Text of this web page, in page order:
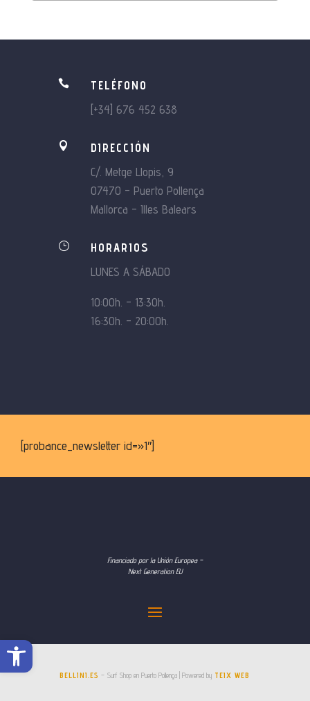
Abrir barra de herramientas

TELÉFONO
[+34] 676 452 638

DIRECCIÓN
C/. Metge Llopis, 9
07470 – Puerto Pollença
Mallorca – Illes Balears
}
HORARIOS
LUNES A SÁBADO
10:00h. – 13:30h.
16:30h. – 20:00h.
[probance_newsletter id=»1″]
Financiado por la Unión Europea –
Next Generation EU
BELLINI.ES – Surf Shop en Puerto Pollença | Powered by TEIX WEB